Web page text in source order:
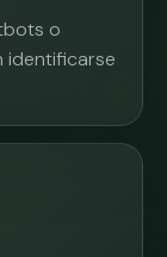
o
identificarse